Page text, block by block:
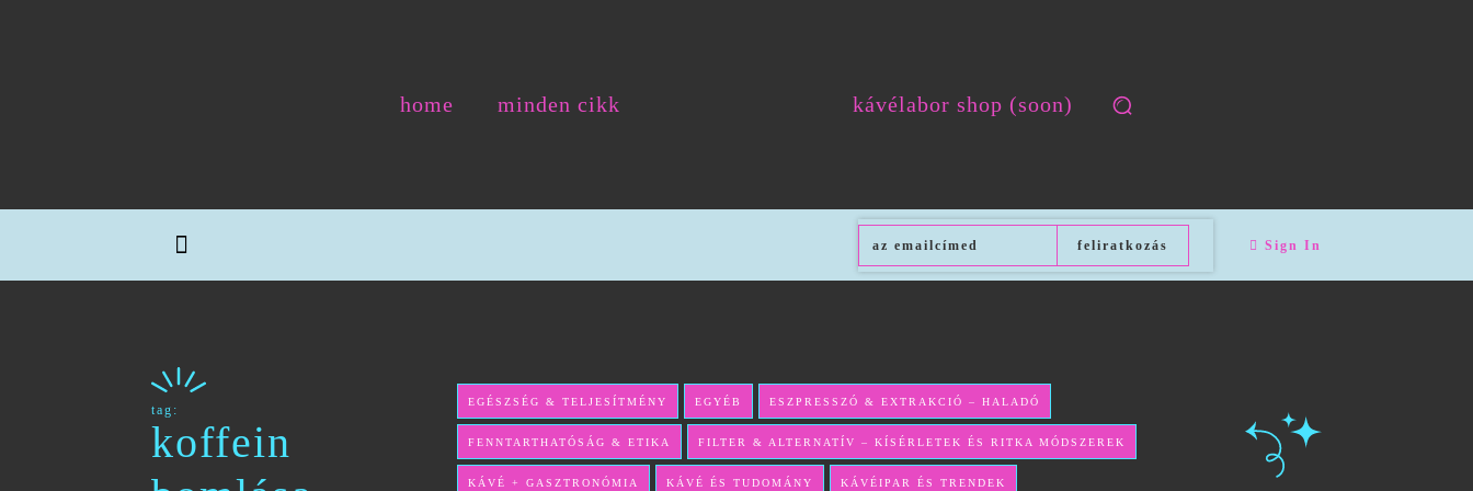
home minden cikk kávélabor shop (soon)
feliratkozás Sign In
tag:
koffein
EGÉSZSÉG & TELJESÍTMÉNY EGYÉB ESZPRESSZÓ & EXTRAKCIÓ – HALADÓ
FENNTARTHATÓSÁG & ETIKA FILTER & ALTERNATÍV – KÍSÉRLETEK ÉS RITKA MÓDSZEREK
KÁVÉ + GASZTRONÓMIA KÁVÉ ÉS TUDOMÁNY KÁVÉIPAR ÉS TRENDEK